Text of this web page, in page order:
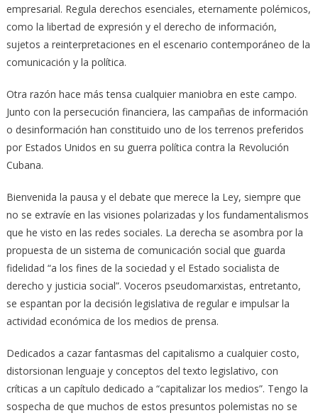
empresarial. Regula derechos esenciales, eternamente polémicos,
como la libertad de expresión y el derecho de información,
sujetos a reinterpretaciones en el escenario contemporáneo de la
comunicación y la política.
Otra razón hace más tensa cualquier maniobra en este campo.
Junto con la persecución financiera, las campañas de información
o desinformación han constituido uno de los terrenos preferidos
por Estados Unidos en su guerra política contra la Revolución
Cubana.
Bienvenida la pausa y el debate que merece la Ley, siempre que
no se extravíe en las visiones polarizadas y los fundamentalismos
que he visto en las redes sociales. La derecha se asombra por la
propuesta de un sistema de comunicación social que guarda
fidelidad “a los fines de la sociedad y el Estado socialista de
derecho y justicia social”. Voceros pseudomarxistas, entretanto,
se espantan por la decisión legislativa de regular e impulsar la
actividad económica de los medios de prensa.
Dedicados a cazar fantasmas del capitalismo a cualquier costo,
distorsionan lenguaje y conceptos del texto legislativo, con
críticas a un capítulo dedicado a “capitalizar los medios”. Tengo la
sospecha de que muchos de estos presuntos polemistas no se